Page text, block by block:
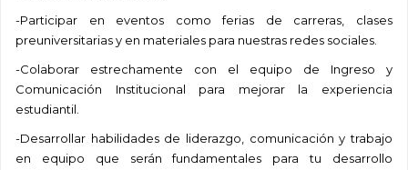
-Participar en eventos como ferias de carreras, clases
preuniversitarias y en materiales para nuestras redes sociales.
-Colaborar estrechamente con el equipo de Ingreso y
Comunicación Institucional para mejorar la experiencia
estudiantil.
-Desarrollar habilidades de liderazgo, comunicación y trabajo
en equipo que serán fundamentales para tu desarrollo